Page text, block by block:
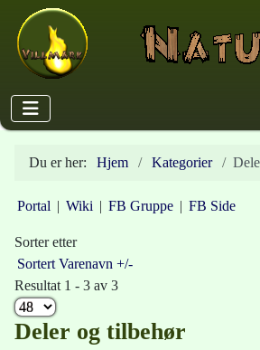
Du er her: Hjem Kategorier
Portal | Wiki | FB Gruppe | FB Side
Sorter etter
Sortert Varenavn +/-
Resultat 1 - 3 av 3
Deler og tilbehør